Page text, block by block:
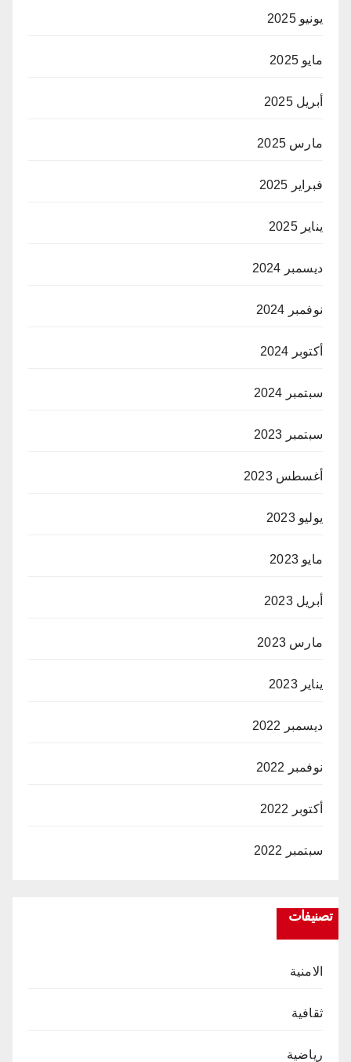
يونيو 2025
مايو 2025
أبريل 2025
مارس 2025
فبراير 2025
يناير 2025
ديسمبر 2024
نوفمبر 2024
أكتوبر 2024
سبتمبر 2024
سبتمبر 2023
أغسطس 2023
يوليو 2023
مايو 2023
أبريل 2023
مارس 2023
يناير 2023
ديسمبر 2022
نوفمبر 2022
أكتوبر 2022
سبتمبر 2022
تصنيفات
الامنية
ثقافية
رياضية